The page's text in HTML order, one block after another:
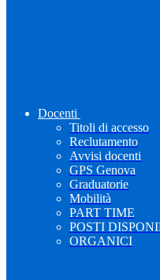
Docenti
Titoli di accesso
Reclutamento
Avvisi docenti
GPS Genova
Graduatorie
Mobilità
PART TIME
POSTI
ORGANICI